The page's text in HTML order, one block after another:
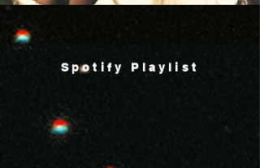
​Spotify Playlist